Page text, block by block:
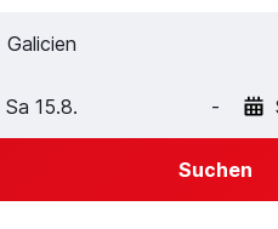
Sa 15.8. -
Suchen